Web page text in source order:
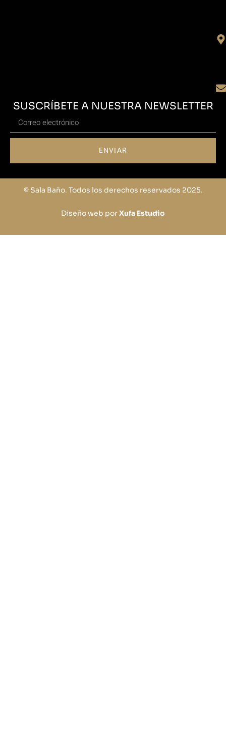
SUSCRÍBETE A NUESTRA NEWSLETTER
ENVIAR
© Sala Baño. Todos los derechos reservados 2025.
Diseño web porXufa Estudio